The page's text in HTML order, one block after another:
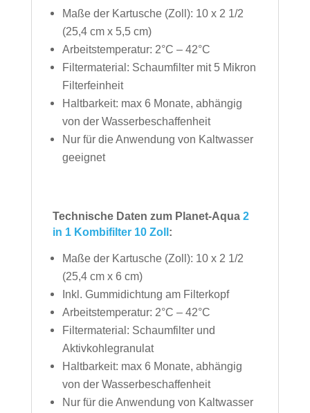
Maße der Kartusche (Zoll): 10 x 2 1/2
(25,4 cm x 5,5 cm)
Arbeitstemperatur: 2°C – 42°C
Filtermaterial: Schaumfilter mit 5 Mikron
Filterfeinheit
Haltbarkeit: max 6 Monate, abhängig
von der Wasserbeschaffenheit
Nur für die Anwendung von Kaltwasser
geeignet
Technische Daten zum Planet-Aqua 2
in 1 Kombifilter 10 Zoll :
Maße der Kartusche (Zoll): 10 x 2 1/2
(25,4 cm x 6 cm)
Inkl. Gummidichtung am Filterkopf
Arbeitstemperatur: 2°C – 42°C
Filtermaterial: Schaumfilter und
Aktivkohlegranulat
Haltbarkeit: max 6 Monate, abhängig
von der Wasserbeschaffenheit
Nur für die Anwendung von Kaltwasser